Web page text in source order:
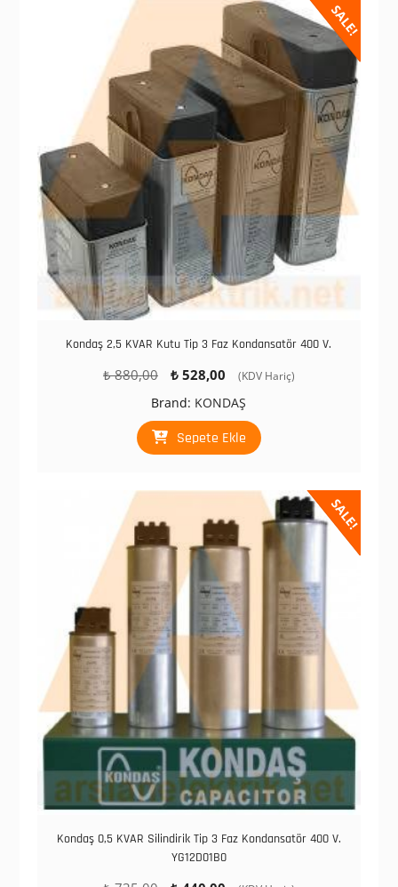
SALE!
Kondaş 2,5 KVAR Kutu Tip 3 Faz Kondansatör 400 V.
₺880,00
Orijinal
fiyat:
₺ 880,00.
₺528,00
Şu
fiyat:
₺ 528,00.
(KDV Hariç)
Brand: KONDAŞ
Sepete Ekle
SALE!
Kondaş 0,5 KVAR Silindirik Tip 3 Faz Kondansatör 400 V.
YG12D01B0